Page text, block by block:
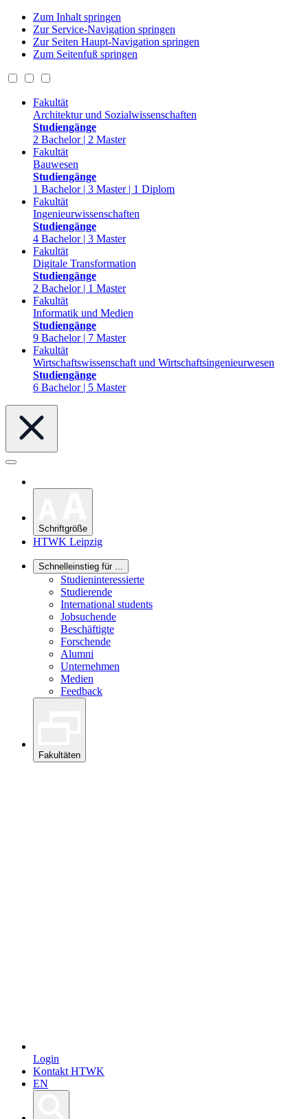
Zum Inhalt springen
Zur Service-Navigation springen
Zur Seiten Haupt-Navigation springen
Zum Seitenfuß springen
Fakultät
Architektur und Sozialwissenschaften
Studiengänge
2 Bachelor | 2 Master
Fakultät
Bauwesen
Studiengänge
1 Bachelor | 3 Master | 1 Diplom
Fakultät
Ingenieurwissenschaften
Studiengänge
4 Bachelor | 3 Master
Fakultät
Digitale Transformation
Studiengänge
2 Bachelor | 1 Master
Fakultät
Informatik und Medien
Studiengänge
9 Bachelor | 7 Master
Fakultät
Wirtschaftswissenschaft und Wirtschaftsingenieurwesen
Studiengänge
6 Bachelor | 5 Master
Schriftgröße
HTWK Leipzig
Schnelleinstieg für ...
Studieninteressierte
Studierende
International students
Jobsuchende
Beschäftigte
Forschende
Alumni
Unternehmen
Medien
Feedback
Fakultäten
Login
Kontakt HTWK
EN